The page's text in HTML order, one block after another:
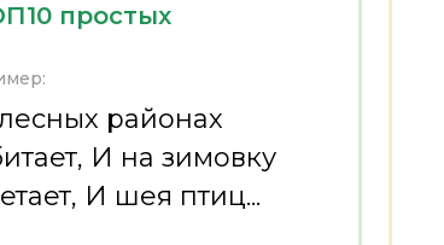
простых
районах
И на зимовку
И шея птиц...